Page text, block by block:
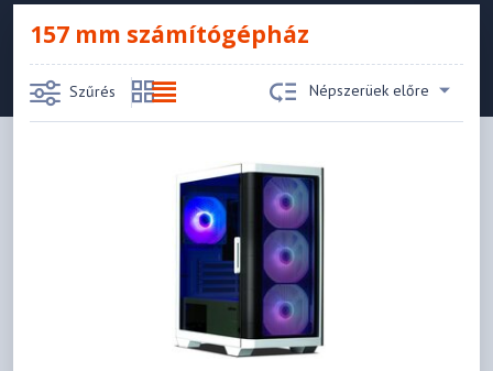
157 mm számítógépház
Szűrés Népszerüek előre